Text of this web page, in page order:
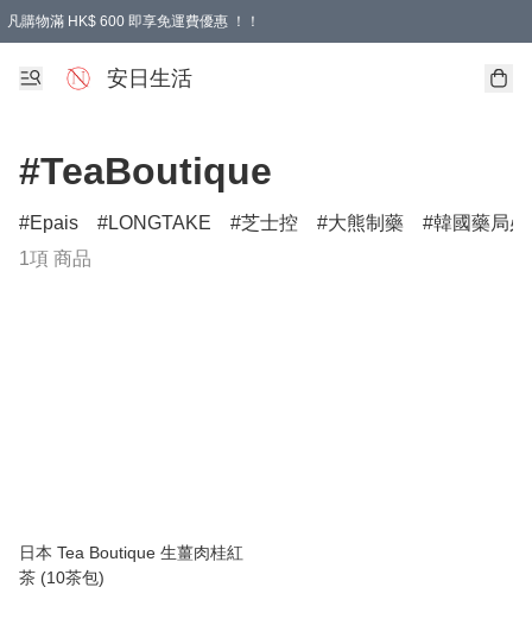
凡購物滿 HK$ 600 即享免運費優惠 ！！
安日生活
#TeaBoutique
Epais LONGTAKE 芝士控 大熊制藥
韓國藥局必
1項 商品
日本 Tea Boutique 生薑肉桂紅
茶 (10茶包)